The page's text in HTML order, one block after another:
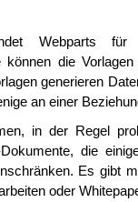
Webparts für
können die
generieren
an einer
in der Regel
die
Es gibt
oder